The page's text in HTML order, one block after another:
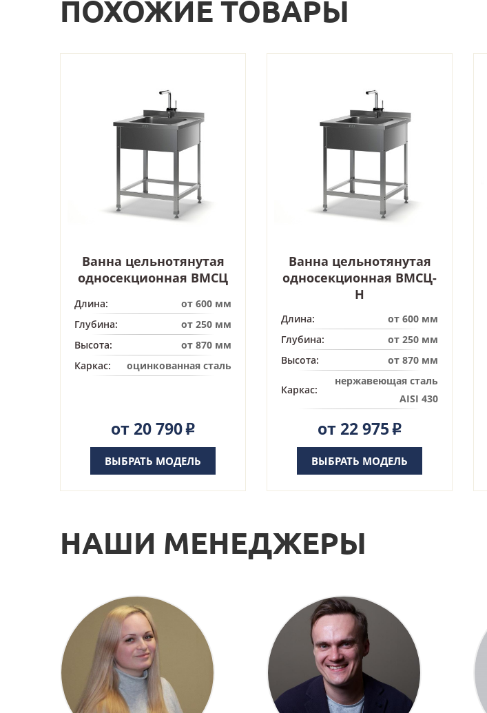
ПОХОЖИЕ ТОВАРЫ
Ванна цельнотянутая
односекционная ВМСЦ
Длина:
от 600 мм
Глубина:
от 250 мм
Высота:
от 870 мм
Каркас:
оцинкованная сталь
от 20 790Р
ВЫБРАТЬ МОДЕЛЬ
Ванна цельнотянутая
односекционная ВМСЦ-
Н
Длина:
от 600 мм
Глубина:
от 250 мм
Высота:
от 870 мм
Каркас:
нержавеющая сталь
AISI 430
от 22 975 Р
ВЫБРАТЬ МОДЕЛЬ
НАШИ МЕНЕДЖЕРЫ